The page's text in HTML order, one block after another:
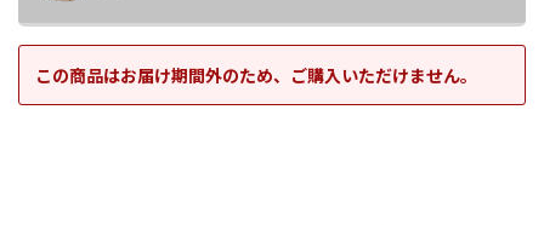
この商品はお届け期間外のため、ご購入いただけません。